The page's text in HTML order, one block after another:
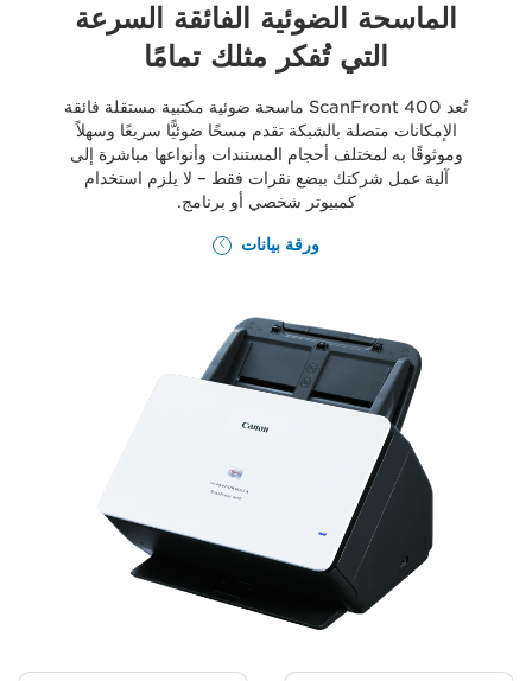
الماسحة الضوئية الفائقة السرعة
التي تُفكر مثلك تمامًا
تُعد ScanFront 400 ماسحة ضوئية مكتبية مستقلة فائقة
الإمكانات متصلة بالشبكة تقدم مسحًا ضوئيًّا سريعًا وسهلاً
وموثوقًا به لمختلف أحجام المستندات وأنواعها مباشرة إلى
آلية عمل شركتك ببضع نقرات فقط – لا يلزم استخدام
كمبيوتر شخصي أو برنامج.
ورقة بيانات